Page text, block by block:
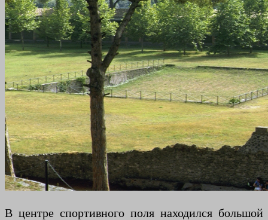
В центре спортивного поля находился большой